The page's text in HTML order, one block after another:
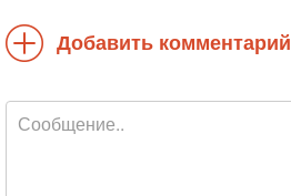
Добавить комментарий